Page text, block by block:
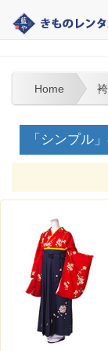
大分 |
Home
「シンプル